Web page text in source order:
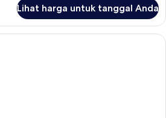
Lihat harga untuk tanggal Anda